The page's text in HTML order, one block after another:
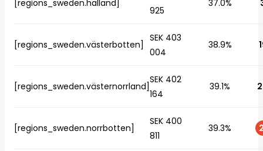
[regions_sweden.halland]
925
37.0%
[regions_sweden.västerbotten]
SEK 403
004
38.9%
[regions_sweden.västernorrland]
SEK 402
164
39.1%
[regions_sweden.norrbotten]
SEK 400
811
39.3%